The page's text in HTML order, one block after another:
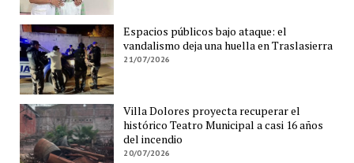
Espacios públicos bajo ataque: el
vandalismo deja una huella en Traslasierra
21/07/2026
Villa Dolores proyecta recuperar el
histórico Teatro Municipal a casi 16 años
del incendio
20/07/2026